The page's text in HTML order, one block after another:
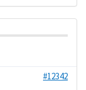
#12342